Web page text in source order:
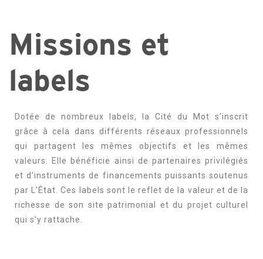
Missions et
labels
Dotée de nombreux labels, la Cité du Mot s’inscrit
grâce à cela dans différents réseaux professionnels
qui partagent les mêmes objectifs et les mêmes
valeurs. Elle bénéficie ainsi de partenaires privilégiés
et d’instruments de financements puissants soutenus
par L’État. Ces labels sont le reflet de la valeur et de la
richesse de son site patrimonial et du projet culturel
qui s’y rattache.